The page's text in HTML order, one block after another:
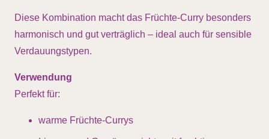
Diese Kombination macht das Früchte-Curry besonders
harmonisch und gut verträglich – ideal auch für sensible
Verdauungstypen.
Verwendung
Perfekt für:
warme Früchte-Currys